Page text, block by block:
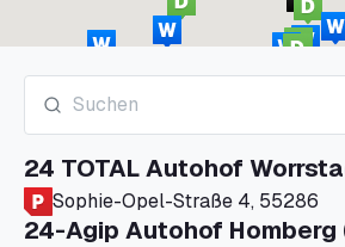
24 TOTAL Autohof
Sophie-Opel-Straße 4, 55286
24-Agip Autohof Homberg